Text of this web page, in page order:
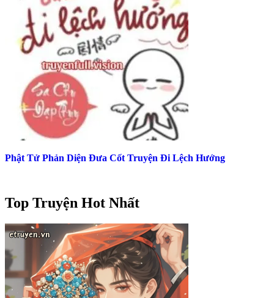
Phật Tử Phản Diện Đưa Cốt Truyện Đi Lệch Hướng
Top Truyện Hot Nhất